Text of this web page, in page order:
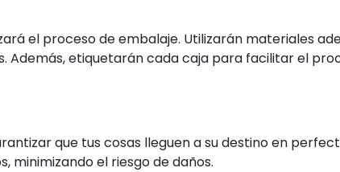
el proceso de embalaje. Utilizarán materiales
etiquetarán cada caja para facilitar el
que tus cosas lleguen a su destino en
minimizando el riesgo de daños.